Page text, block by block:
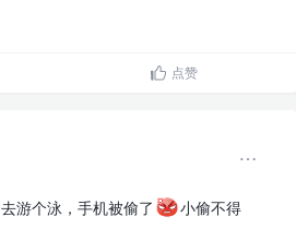
点赞
去游个泳，手机被偷了
小偷不得